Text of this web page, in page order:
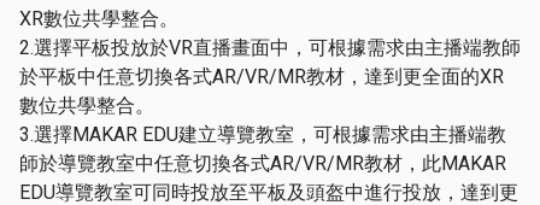
XR數位共學整合。
2.選擇平板投放於VR直播畫面中，可根據需求由主播端教師
於平板中任意切換各式AR/VR/MR教材，達到更全面的XR
數位共學整合。
3.選擇MAKAR EDU建立導覽教室，可根據需求由主播端教
師於導覽教室中任意切換各式AR/VR/MR教材，此MAKAR
EDU導覽教室可同時投放至平板及頭盔中進行投放，達到更